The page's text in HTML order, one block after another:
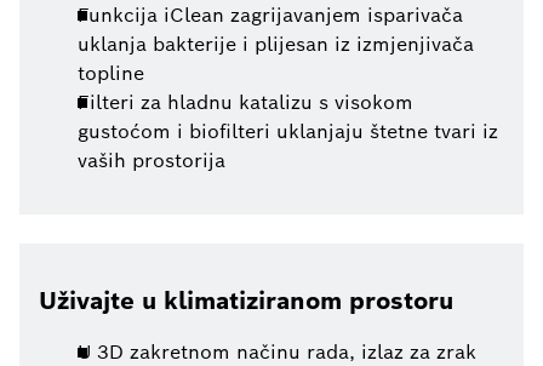
Funkcija iClean zagrijavanjem isparivača
uklanja bakterije i plijesan iz izmjenjivača
topline
Filteri za hladnu katalizu s visokom
gustoćom i biofilteri uklanjaju štetne tvari iz
vaših prostorija
Uživajte u klimatiziranom prostoru
U 3D zakretnom načinu rada, izlaz za zrak